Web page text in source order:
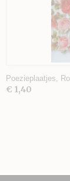
Poezieplaatjes,
€ 1,40